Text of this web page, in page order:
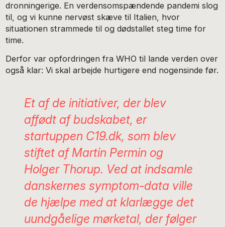
dronningerige. En verdensomspændende pandemi slog
til, og vi kunne nervøst skæve til Italien, hvor
situationen strammede til og dødstallet steg time for
time.
Derfor var opfordringen fra WHO til lande verden over
også klar: Vi skal arbejde hurtigere end nogensinde før.
Et af de initiativer, der blev
affødt af budskabet, er
startuppen C19.dk, som blev
stiftet af Martin Permin og
Holger Thorup. Ved at indsamle
danskernes symptom-data ville
de hjælpe med at klarlægge det
uundgåelige mørketal, der følger